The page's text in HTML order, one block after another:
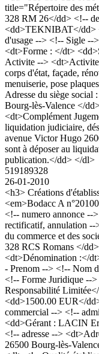
title="Répertoire des
328 RM 26</dd> <!--
<dd>TEKNIBAT</dd>
d'usage --> <!-- Sigle --
<dt>Forme : </dt>
Activite --> <dt>Activite
corps d'état, façade,
menuiserie, pose
Adresse du siège
Bourg-lès-Valence </
<dt>Complément
liquidation judiciaire,
avenue Victor Hugo
sont à déposer au
publication.</dd> </dl>
519189328
26-01-2010
<h3> Créations
<em>Bodacc A
<!-- numero annonce --
rectificatif, annulation
du commerce et des
328 RCS Romans </
<dt>Dénomination :</
- Prenom --> <!-- Nom
<!-- Forme Juridique --
Responsabilité
<dd>1500.00 EUR</
commercial --> <!--
<dd>Gérant : LACIN
<!-- adresse -->
26500 Bourg-lès-